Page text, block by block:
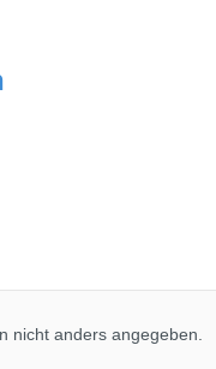
nicht anders angegeben.